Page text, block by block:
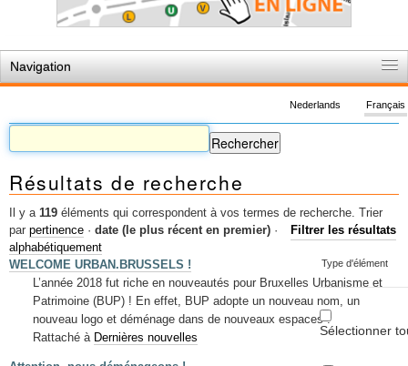
Navigation
Règles du jeu
Permis d'urbanisme
Cartographie
Etudes et publications
Mots-clés
Renseignements urbanistiques
Français
Nederlands
Résultats de recherche
Il y a 119 éléments qui correspondent à vos termes de recherche.
Filtrer les résultats
Type d'élément
Sélectionner
Trier
par pertinence · date (le plus récent en premier) ·
alphabétiquement
WELCOME URBAN.BRUSSELS !
L’année 2018 fut riche en nouveautés pour Bruxelles Urbanisme et
Patrimoine (BUP) ! En effet, BUP adopte un nouveau nom, un
nouveau logo et déménage dans de nouveaux espaces !
Rattaché à Dernières nouvelles